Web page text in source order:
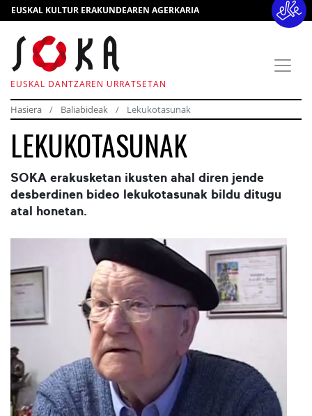
EUSKAL KULTUR ERAKUNDEAREN AGERKARIA
EUSKAL DANTZAREN URRATSETAN
Hasiera Baliabideak Lekukotasunak
LEKUKOTASUNAK
SOKA erakusketan ikusten ahal diren jende
desberdinen bideo lekukotasunak bildu ditugu
atal honetan.